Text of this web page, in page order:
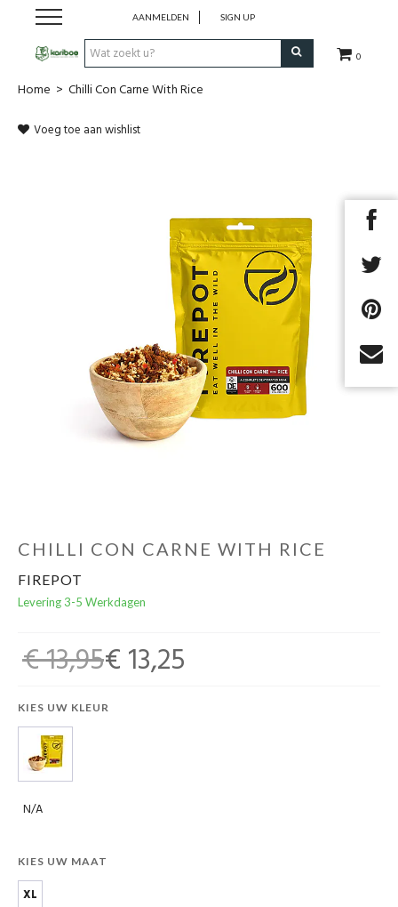
0
AANMELDEN SIGN UP
Cadeaubon
Promo
Home > Chilli Con Carne With Rice
Voeg toe aan wishlist
CHILLI CON CARNE WITH RICE
FIREPOT
Levering 3-5 Werkdagen
€ 13,95€ 13,25
KIES UW KLEUR
N/A
KIES UW MAAT
XL